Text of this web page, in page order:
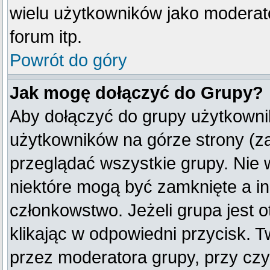
wielu użytkowników jako
forum itp.
Powrót do góry
Jak mogę dołączyć do Grupy?
Aby dołączyć do grupy
użytkowników na górze strony
przeglądać wszystkie grupy. Nie
niektóre mogą być zamknięte a
członkowstwo. Jeżeli grupa jest
klikając w odpowiedni przycisk.
przez moderatora grupy, przy